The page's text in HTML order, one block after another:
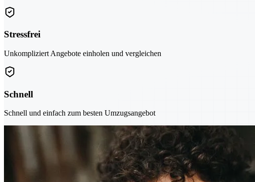
Stressfrei
Unkompliziert Angebote einholen und vergleichen
Schnell
Schnell und einfach zum besten Umzugsangebot